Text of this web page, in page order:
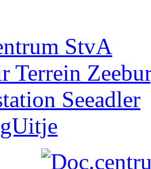
StvA
Terrein
Seeadler